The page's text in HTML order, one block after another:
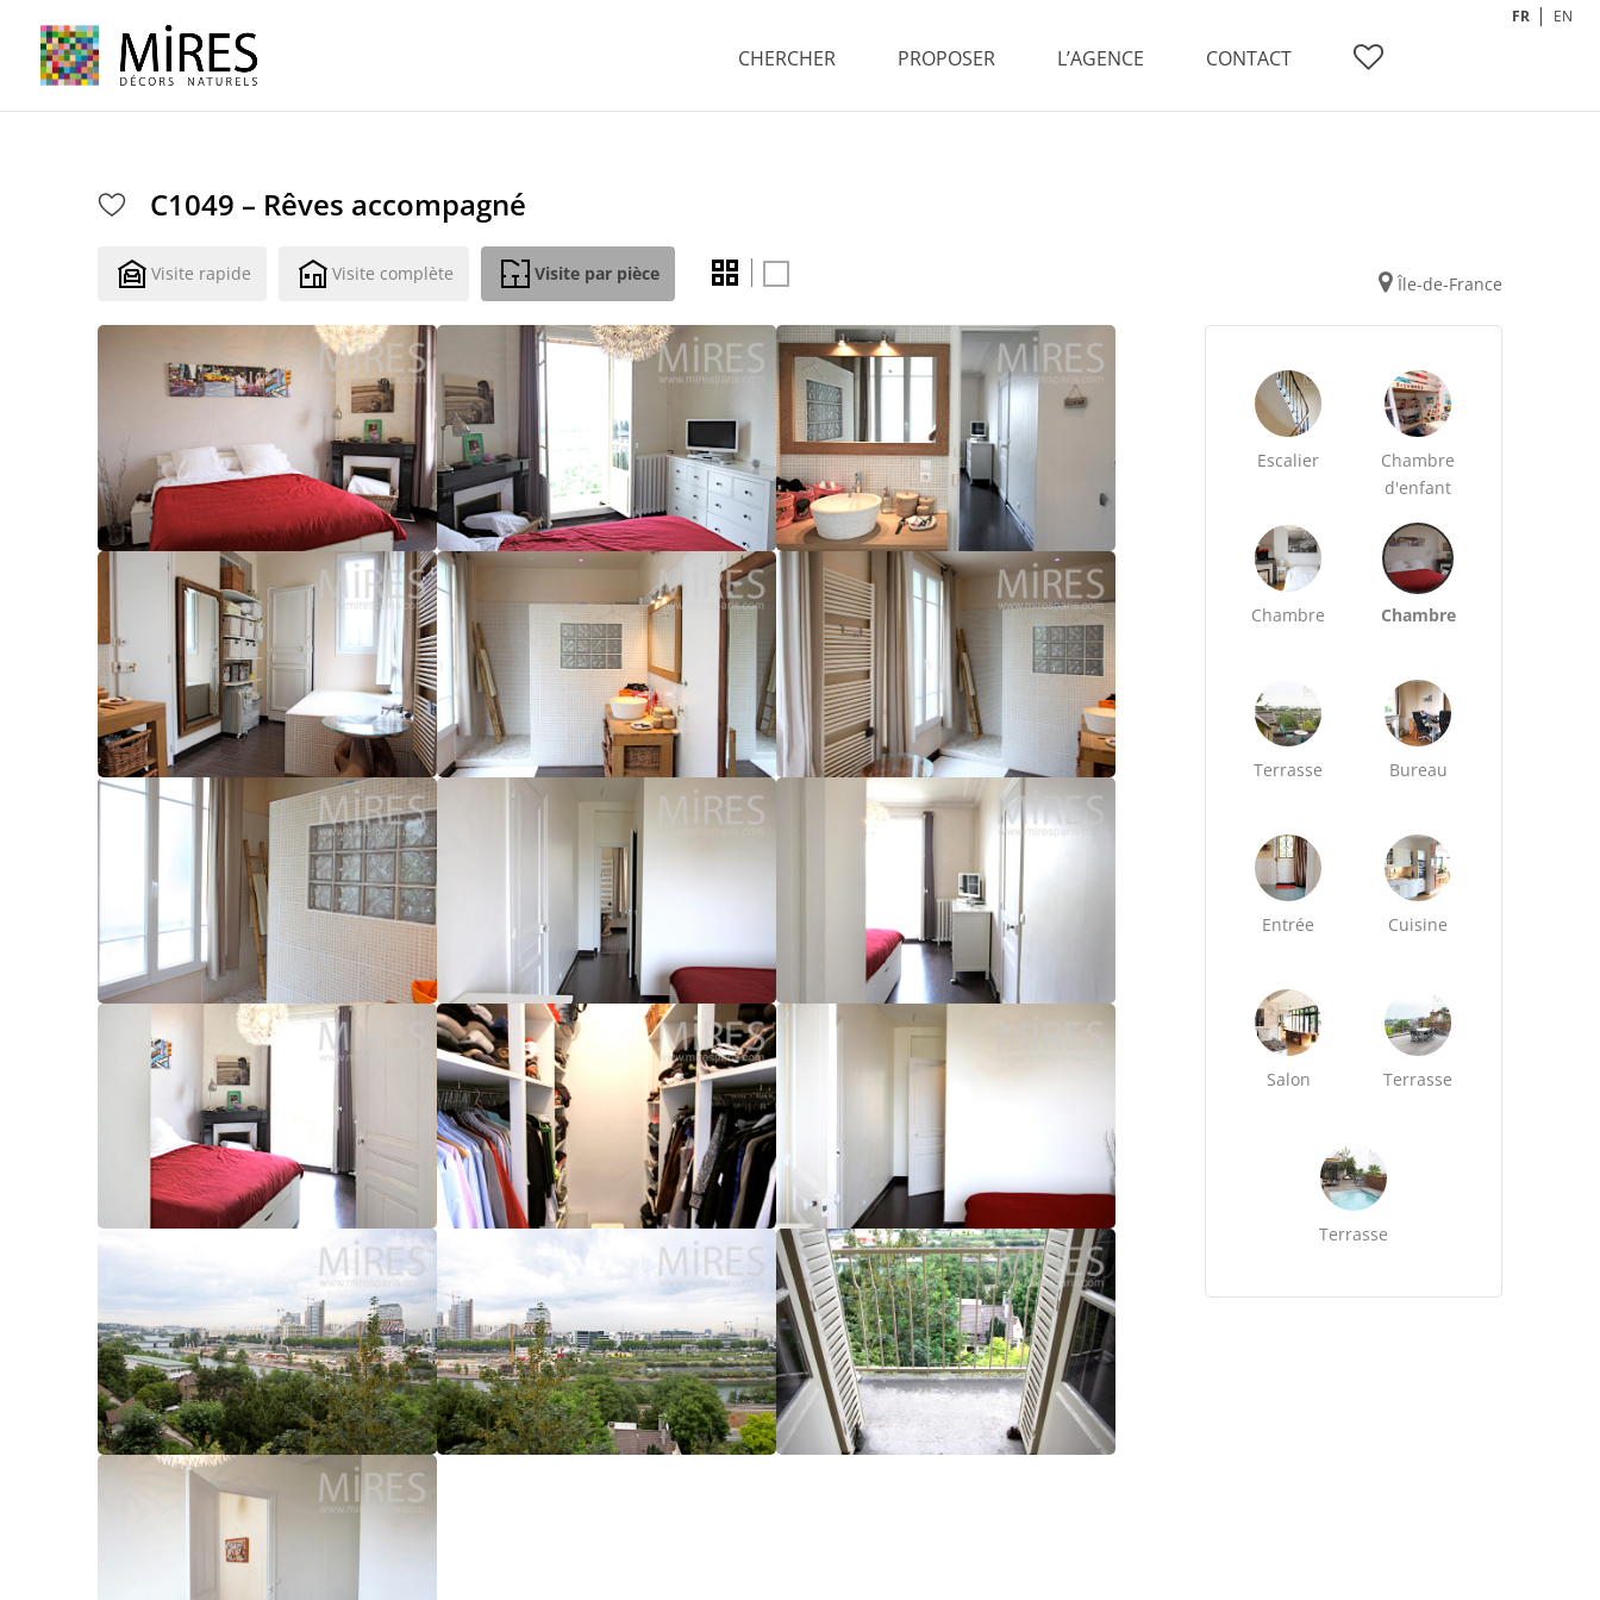
CHERCHER PROPOSER L’AGENCE CONTACT
FR EN
C1049 – Rêves accompagné
Visite rapide Visite complète Visite par pièce Île-de-France
Escalier
Chambre
d'enfant
Chambre Chambre
Terrasse Bureau
Entrée Cuisine
Salon Terrasse
Terrasse